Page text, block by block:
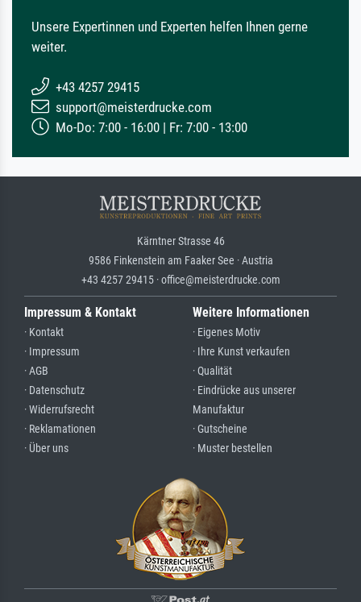
Unsere Expertinnen und Experten helfen Ihnen gerne
weiter.
+43 4257 29415
support@meisterdrucke.com
Mo-Do: 7:00 - 16:00 | Fr: 7:00 - 13:00
Kärntner Strasse 46
9586 Finkenstein am Faaker See · Austria
+43 4257 29415 · office@meisterdrucke.com
Impressum & Kontakt
· Kontakt
· Impressum
· AGB
· Datenschutz
· Widerrufsrecht
· Reklamationen
· Über uns
Weitere Informationen
· Eigenes Motiv
· Ihre Kunst verkaufen
· Qualität
· Eindrücke aus unserer
Manufaktur
· Gutscheine
· Muster bestellen